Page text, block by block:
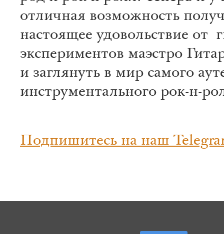
отличная возможность
настоящее удовольствие от
экспериментов маэстро
и заглянуть в мир самого
инструментального рок-н-
Подпишитесь на наш